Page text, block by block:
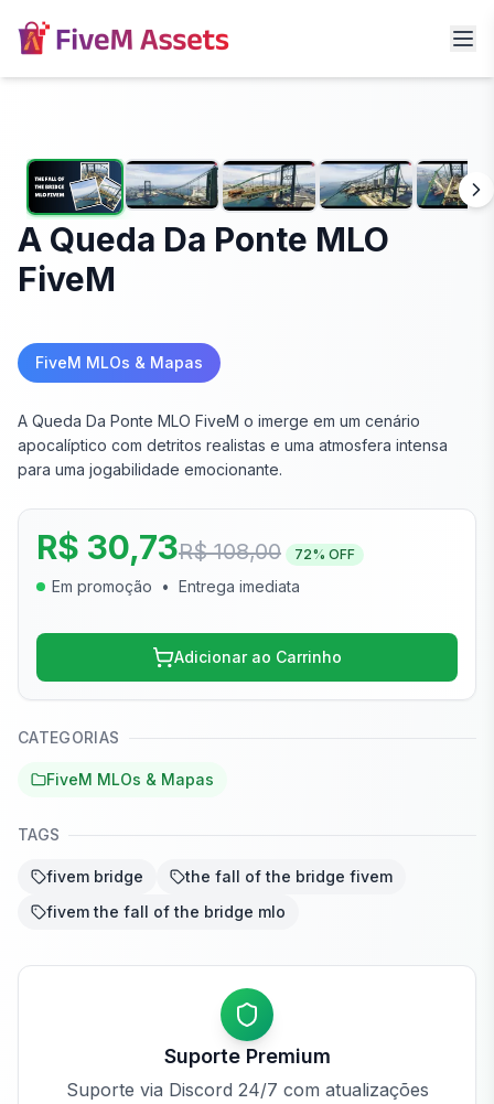
A Queda Da Ponte MLO
FiveM
FiveM MLOs & Mapas
A Queda Da Ponte MLO FiveM o imerge em um cenário
apocalíptico com detritos realistas e uma atmosfera intensa
para uma jogabilidade emocionante.
R$ 30,73R$ 108,00 72% OFF
Em promoção • Entrega imediata
Adicionar ao Carrinho
CATEGORIAS
FiveM MLOs & Mapas
TAGS
fivem bridge
the fall of the bridge fivem
fivem the fall of the bridge mlo
Suporte Premium
Suporte via Discord 24/7 com atualizações